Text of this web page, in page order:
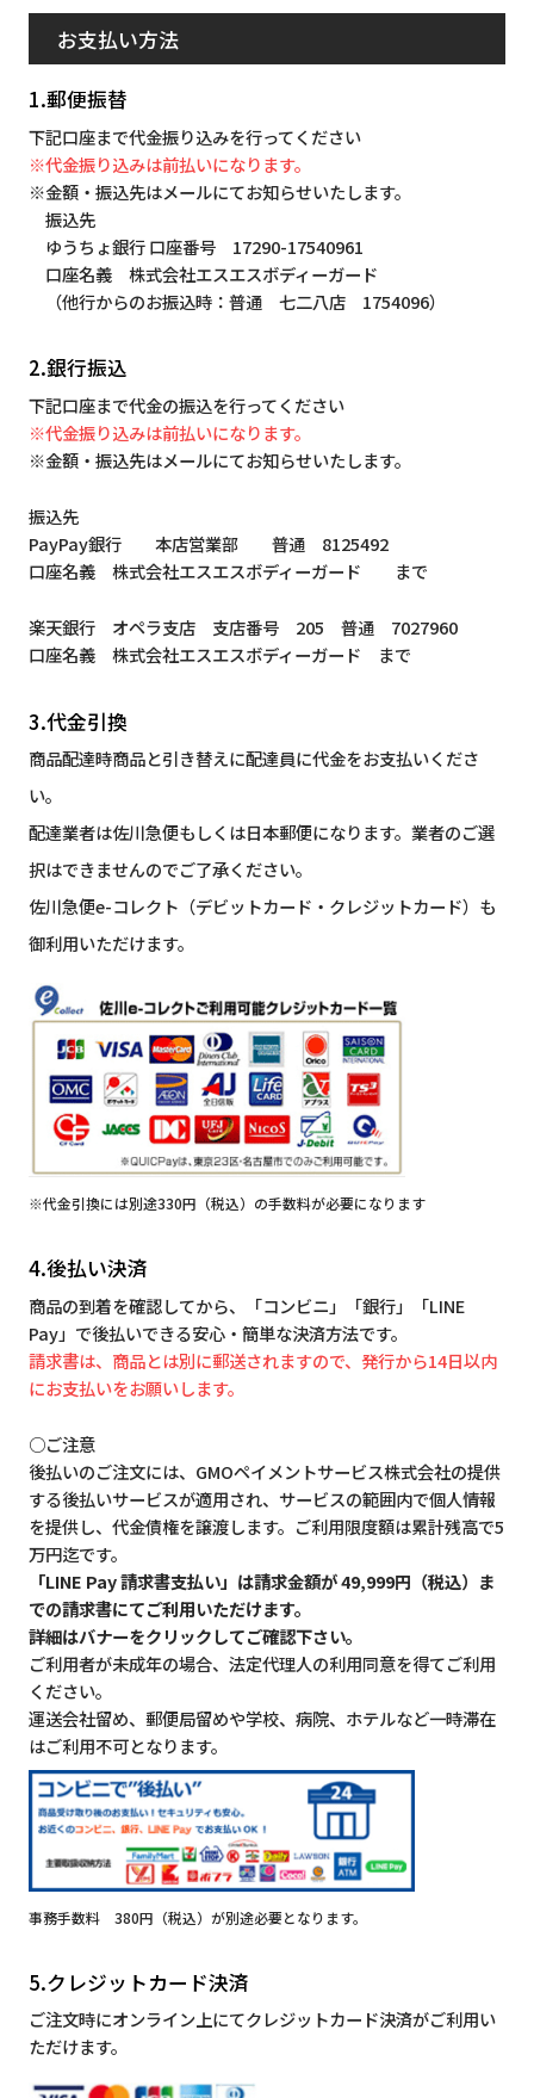
お支払い方法
1.郵便振替
下記口座まで代金振り込みを行ってください
※代金振り込みは前払いになります。
※金額・振込先はメールにてお知らせいたします。
振込先
ゆうちょ銀行 口座番号 17290-17540961
口座名義 株式会社エスエスボディーガード
（他行からのお振込時：普通 七二八店 1754096）
2.銀行振込
下記口座まで代金の振込を行ってください
※代金振り込みは前払いになります。
※金額・振込先はメールにてお知らせいたします。
振込先
PayPay銀行 本店営業部 普通 8125492
口座名義 株式会社エスエスボディーガード まで
楽天銀行 オペラ支店 支店番号 205 普通 7027960
口座名義 株式会社エスエスボディーガード まで
3.代金引換
商品配達時商品と引き替えに配達員に代金をお支払いくださ
い。
配達業者は佐川急便もしくは日本郵便になります。業者のご選
択はできませんのでご了承ください。
佐川急便e-コレクト（デビットカード・クレジットカード）も
御利用いただけます。
※代金引換には別途330円（税込）の手数料が必要になります
4.後払い決済
商品の到着を確認してから、「コンビニ」「銀行」「LINE
Pay」で後払いできる安心・簡単な決済方法です。
請求書は、商品とは別に郵送されますので、発行から14日以内
にお支払いをお願いします。
○ご注意
後払いのご注文には、GMOペイメントサービス株式会社の提供
する後払いサービスが適用され、サービスの範囲内で個人情報
を提供し、代金債権を譲渡します。ご利用限度額は累計残高で5
万円迄です。
「LINE Pay 請求書支払い」は請求金額が 49,999円（税込）ま
での請求書にてご利用いただけます。
詳細はバナーをクリックしてご確認下さい。
ご利用者が未成年の場合、法定代理人の利用同意を得てご利用
ください。
運送会社留め、郵便局留めや学校、病院、ホテルなど一時滞在
はご利用不可となります。
事務手数料 380円（税込）が別途必要となります。
5.クレジットカード決済
ご注文時にオンライン上にてクレジットカード決済がご利用い
ただけます。